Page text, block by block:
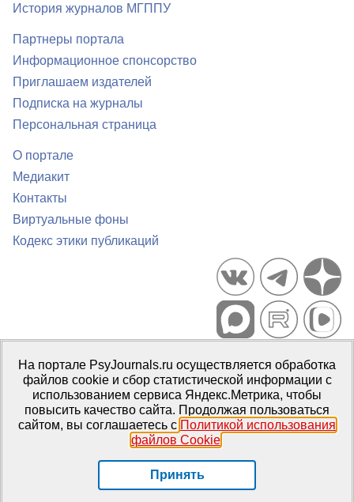
История журналов МГППУ
Партнеры портала
Информационное спонсорство
Приглашаем издателей
Подписка на журналы
Персональная страница
О портале
Медиакит
Контакты
Виртуальные фоны
Кодекс этики публикаций
Портал психологических изданий PsyJournals.ru, 2007–2026
Правила использования материалов
Свидетельство регистрации СМИЭл № ФС77-66447 от 14 июля
2016 г.
Издатель: ФГБОУ ВО МГППУ
На портале PsyJournals.ru осуществляется обработка
файлов cookie и сбор статистической информации с
использованием сервиса Яндекс.Метрика, чтобы
повысить качество сайта. Продолжая пользоваться
сайтом, вы соглашаетесь с Политикой использования
файлов Cookie.
Принять